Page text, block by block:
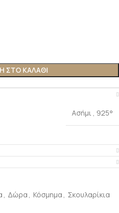
ΣΤΟ ΚΑΛΆΘΙ
Ασήμι , 925°
, Δώρα , Κόσμημα , Σκουλαρίκια